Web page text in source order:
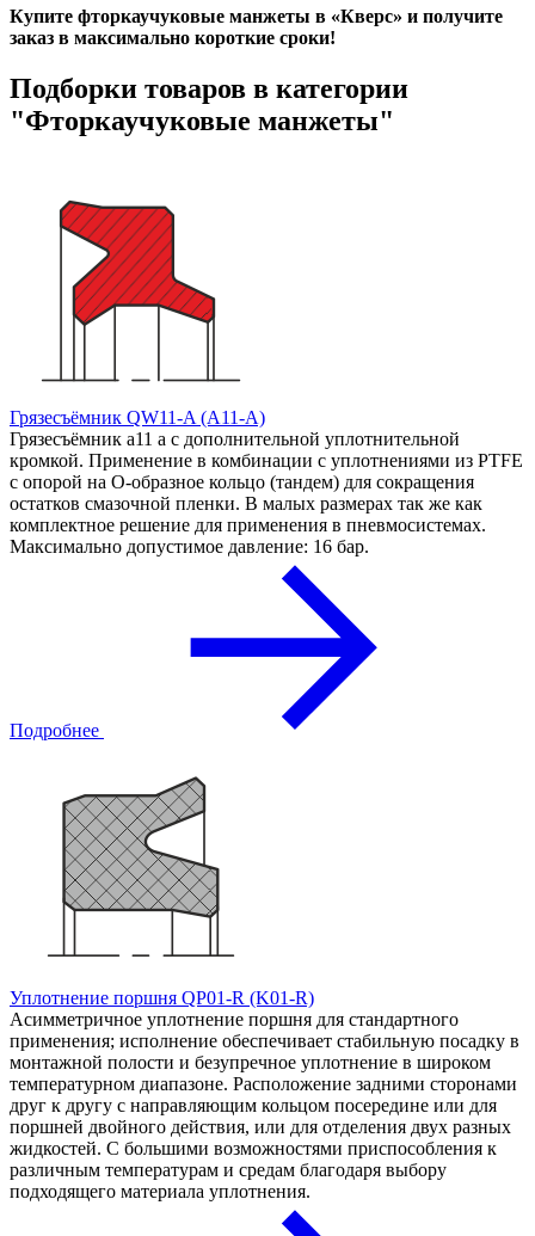
Купите фторкаучуковые манжеты в «Кверс» и получите
заказ в максимально короткие сроки!
Подборки товаров в категории
"Фторкаучуковые манжеты"
Грязесъёмник QW11-A (A11-A)
Грязесъёмник a11 a с дополнительной уплотнительной
кромкой. Применение в комбинации с уплотнениями из PTFE
с опорой на О-образное кольцо (тандем) для сокращения
остатков смазочной пленки. В малых размерах так же как
комплектное решение для применения в пневмосистемах.
Максимально допустимое давление: 16 бар.
Подробнее
Уплотнение поршня QP01-R (K01-R)
Асимметричное уплотнение поршня для стандартного
применения; исполнение обеспечивает стабильную посадку в
монтажной полости и безупречное уплотнение в широком
температурном диапазоне. Расположение задними сторонами
друг к другу с направляющим кольцом посередине или для
поршней двойного действия, или для отделения двух разных
жидкостей. С большими возможностями приспособления к
различным температурам и средам благодаря выбору
подходящего материала уплотнения.